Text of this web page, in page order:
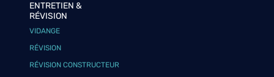
ENTRETIEN &
RÉVISION
VIDANGE
RÉVISION
RÉVISION CONSTRUCTEUR